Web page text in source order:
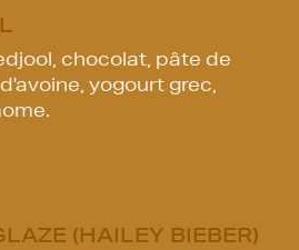
chocolat, pâte de
yogourt grec,
(HAILEY BIEBER)